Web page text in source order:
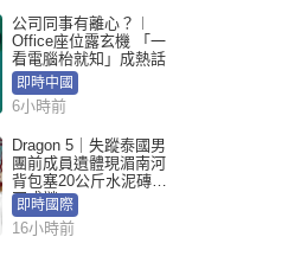
公司同事有離心？︱
Office座位露玄機 「一
看電腦枱就知」成熱話
即時中國
6小時前
Dragon 5｜失蹤泰國男
團前成員遺體現湄南河
背包塞20公斤水泥磚死
因成謎
即時國際
16小時前